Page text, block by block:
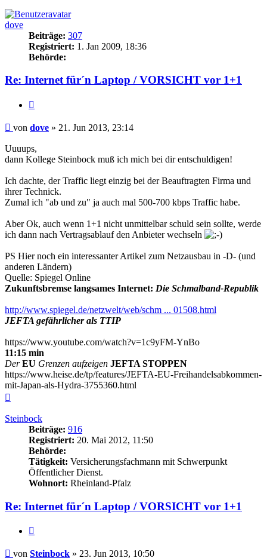
dove
Beiträge: 307
Registriert: 1. Jan 2009, 18:36
Behörde:
Re: Internet für´n Laptop / VORSICHT vor 1+1
Beitrag
von dove » 21. Jun 2013, 23:14
Uuuups,
dann Kollege Steinbock muß ich mich bei dir entschuldigen!
Ich dachte, der Traffic liegt einzig bei der Beauftragten Firma und
ihrer Technick.
Zumal ich "ab und zu" ja auch mal 500-700 kbps Traffic habe.
Aber Ok, auch wenn 1+1 nicht unmittelbar schuld sein sollte, werde
ich dann nach Vertragsablauf den Anbieter wechseln
PS Hier noch ein interessanter Artikel zum Netzausbau in -D- (und
anderen Ländern)
Quelle: Spiegel Online
Zukunftsbremse langsames Internet: Die Schmalband-Republik
http://www.spiegel.de/netzwelt/web/schm ... 01508.html
JEFTA gefährlicher als TTIP
https://www.youtube.com/watch?v=1c9yFM-YnBo
11:15 min
Der EU Grenzen aufzeigen JEFTA STOPPEN
https://www.heise.de/tp/features/JEFTA-EU-Freihandelsabkommen-
mit-Japan-als-Hydra-3755360.html
Steinbock
Beiträge: 916
Registriert: 20. Mai 2012, 11:50
Behörde:
Tätigkeit: Versicherungsfachmann mit Schwerpunkt
Öffentlicher Dienst.
Wohnort: Rheinland-Pfalz
Re: Internet für´n Laptop / VORSICHT vor 1+1
Beitrag
von Steinbock » 23. Jun 2013, 10:50